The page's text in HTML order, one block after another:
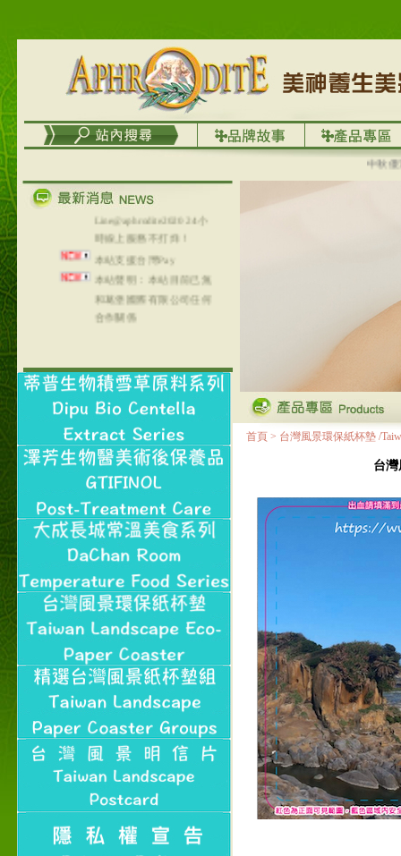
中秋優選
在外租屋者、居住處無管
理員、不方便在工作地點
取件者，歡迎多多使用
【郵局i郵箱】的服務喔～
【i郵箱】設立的地點，請
成功加入
Line@aphrodite2020 24小
時線上服務不打烊！
本站支援台灣Pay
本站聲明：本站目前已無
和葛堡國際有限公司任何
合作關係
本站支援支付宝
NT$320(RMB￥71.00)
首頁 > 台灣風景環保紙杯墊 /
台灣